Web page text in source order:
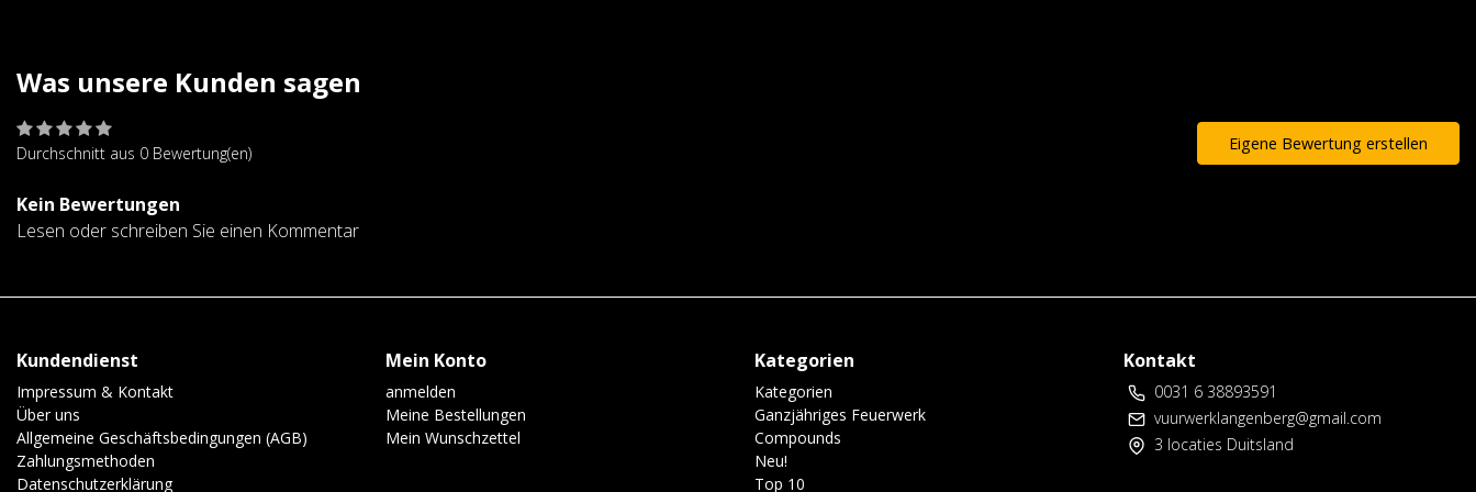
Was unsere Kunden sagen
Durchschnitt aus 0 Bewertung(en) Eigene Bewertung erstellen
Kein Bewertungen
Lesen oder schreiben Sie einen Kommentar
Kundendienst
Impressum & Kontakt
Über uns
Allgemeine Geschäftsbedingungen (AGB)
Zahlungsmethoden
Datenschutzerklärung
Mein Konto
anmelden
Meine Bestellungen
Mein Wunschzettel
Kategorien
Kategorien
Ganzjähriges Feuerwerk
Compounds
Neu!
Top 10
Kontakt
0031 6 38893591
vuurwerklangenberg@gmail.com
3 locaties Duitsland